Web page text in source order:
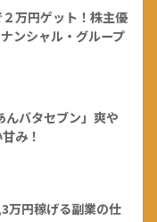
万円ゲット！株主優
ンシャル・グループ
んバタセブン」爽や
み！
万円稼げる副業の仕